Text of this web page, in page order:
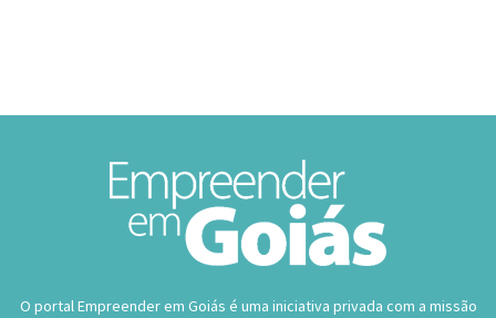
O portal Empreender em Goiás é uma iniciativa privada com a missão